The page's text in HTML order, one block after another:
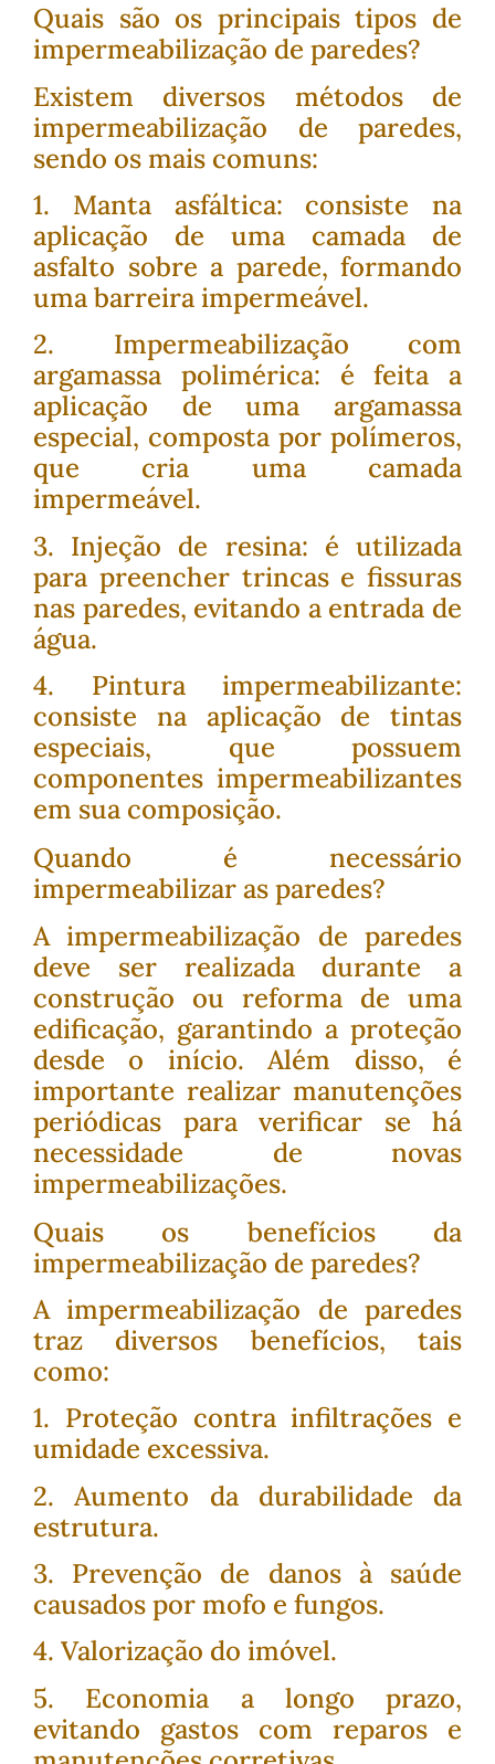
Quais são os principais tipos de
impermeabilização de paredes?
Existem diversos métodos de
impermeabilização de paredes,
sendo os mais comuns:
1. Manta asfáltica: consiste na
aplicação de uma camada de
asfalto sobre a parede, formando
uma barreira impermeável.
2. Impermeabilização com
argamassa polimérica: é feita a
aplicação de uma argamassa
especial, composta por polímeros,
que cria uma camada
impermeável.
3. Injeção de resina: é utilizada
para preencher trincas e fissuras
nas paredes, evitando a entrada de
água.
4. Pintura impermeabilizante:
consiste na aplicação de tintas
especiais, que possuem
componentes impermeabilizantes
em sua composição.
Quando é necessário
impermeabilizar as paredes?
A impermeabilização de paredes
deve ser realizada durante a
construção ou reforma de uma
edificação, garantindo a proteção
desde o início. Além disso, é
importante realizar manutenções
periódicas para verificar se há
necessidade de novas
impermeabilizações.
Quais os benefícios da
impermeabilização de paredes?
A impermeabilização de paredes
traz diversos benefícios, tais
como:
1. Proteção contra infiltrações e
umidade excessiva.
2. Aumento da durabilidade da
estrutura.
3. Prevenção de danos à saúde
causados por mofo e fungos.
4. Valorização do imóvel.
5. Economia a longo prazo,
evitando gastos com reparos e